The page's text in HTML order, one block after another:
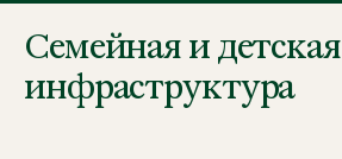
Семейная и детская
инфраструктура